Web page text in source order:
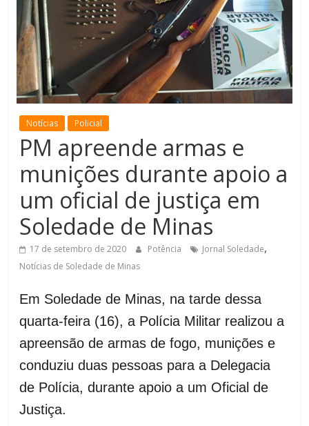
de
Minas
Notícias Policial
PM apreende armas e
munições durante apoio a
um oficial de justiça em
Soledade de Minas
17 de setembro de 2020 Potência Jornal Soledade,
Notícias de Soledade de Minas
Em Soledade de Minas, na tarde dessa
quarta-feira (16), a Polícia Militar realizou a
apreensão de armas de fogo, munições e
conduziu duas pessoas para a Delegacia
de Polícia, durante apoio a um Oficial de
Justiça.